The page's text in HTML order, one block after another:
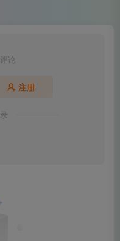
次经历——他带了几款
。”众人先是一愣，随
一种不可被驯服的风
论
注册